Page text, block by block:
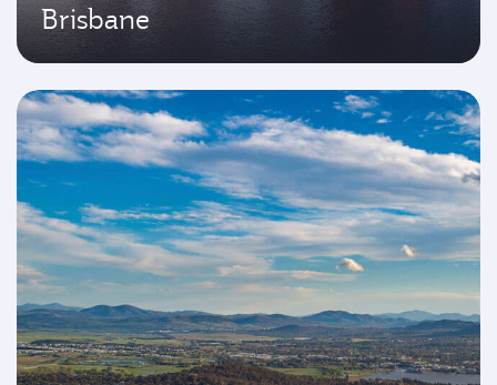
Brisbane